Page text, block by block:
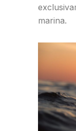
marina.